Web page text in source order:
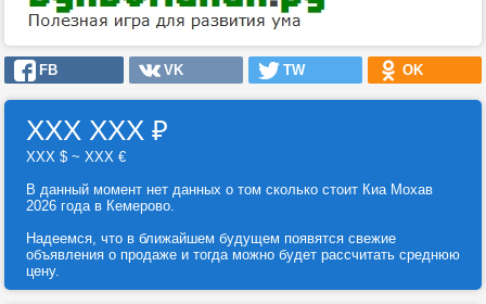
FB VK TW OK
ХХХ ХХХ ₽
ХХХ $ ~ ХХХ €
В данный момент нет данных о том сколько стоит Киа Мохав
2026 года в Кемерово.
Надеемся, что в ближайшем будущем появятся свежие
объявления о продаже и тогда можно будет рассчитать среднюю
цену.